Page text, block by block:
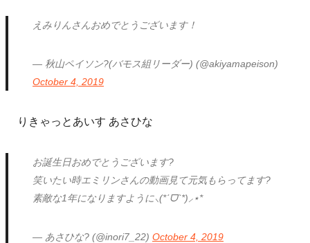
えみりんさんおめでとうございます！
— 秋山ペイソン?(バモス組リーダー) (@akiyamapeison)
October 4, 2019
りきゃっとあいす あさひな
お誕生日おめでとうございます?
笑いたい時エミリンさんの動画見て元気もらってます?
素敵な1年になりますように⸜(*ˊᗜˋ*)⸝⋆*
— あさひな? (@inori7_22)October 4, 2019